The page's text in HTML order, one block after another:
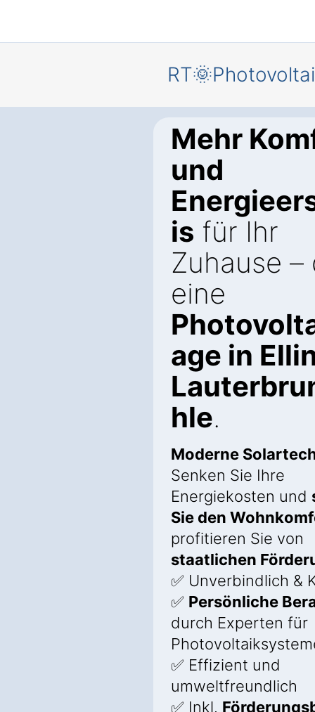
Mehr
und
is für Ihr
Zuhause –
eine
age in
hle.
Moderne
Senken Sie Ihre
Energiekosten und
Sie den
profitieren Sie von
staatlichen
✅ Unverbindlich &
✅ Persönliche
durch Experten für
✅ Effizient und
umweltfreundlich
✅ Inkl.